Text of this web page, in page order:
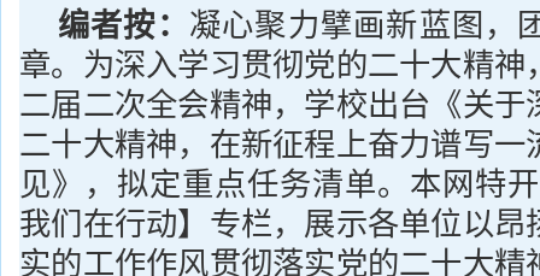
编者按： 凝心聚力擘画新蓝图，
章。为深入学习贯彻党的二十大精神
二届二次全会精神，学校出台《关于
二十大精神，在新征程上奋力谱写一
见》，拟定重点任务清单。本网特
我们在行动】专栏，展示各单位以昂
实的工作作风贯彻落实党的二十大精